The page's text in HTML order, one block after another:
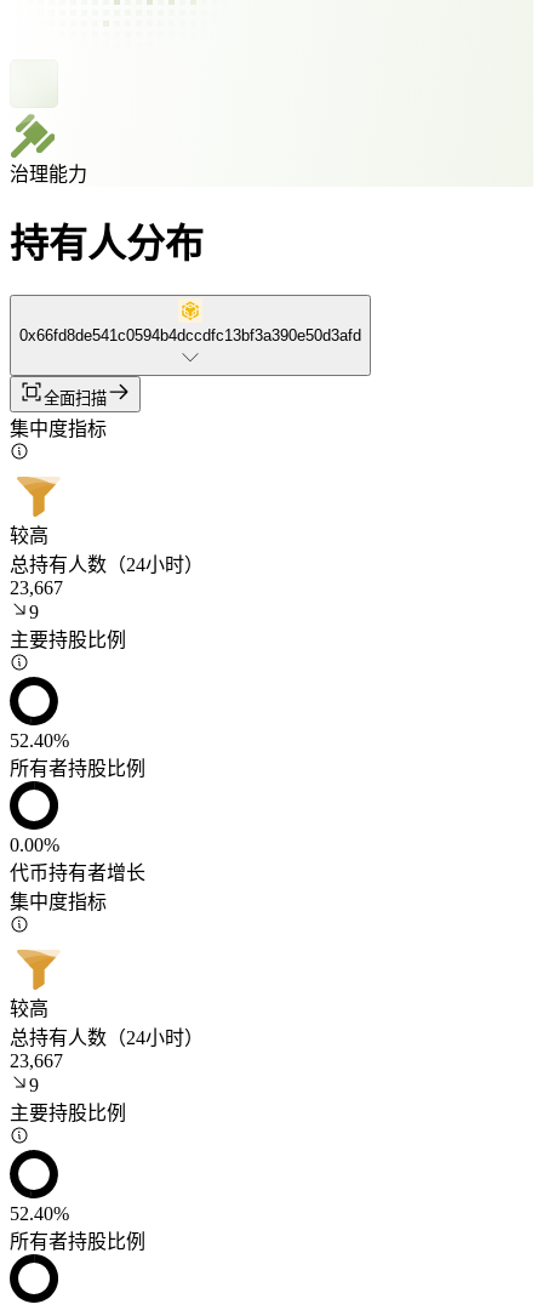
治理能力
持有人分布
0x66fd8de541c0594b4dccdfc13bf3a390e50d3afd
全面扫描
集中度指标
较高
总持有人数（24小时）
23,667
9
主要持股比例
52.40%
所有者持股比例
0.00%
代币持有者增长
集中度指标
较高
总持有人数（24小时）
23,667
9
主要持股比例
52.40%
所有者持股比例